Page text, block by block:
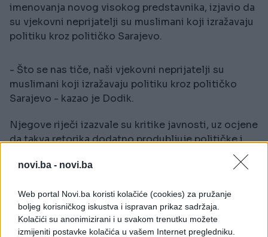
novi.ba - novi.ba
Web portal Novi.ba koristi kolačiće (cookies) za pružanje
boljeg korisničkog iskustva i ispravan prikaz sadržaja.
Kolačići su anonimizirani i u svakom trenutku možete
izmijeniti postavke kolačića u vašem Internet pregledniku.
imenovanja novog visokog predstavnika, izjavio da
su vjekovni neprijatelji su muslimani koji izražavaju
politiku kroz političko Sarajevo.
- Što se nas tiče, naši vjekovni neprijatelji su
muslimani koji izražavaju politiku kroz političko
Sarajevo - kazao je Dodik.
Njegove riječi izazvale su kritike javnosti, uz ocjene
da takva retorika dodatno produbljuje političke i
uklapaju u pozive međunarodnih zvaničnika na
postizanje dogovora domaćih političkih
predstavnika bez posredovanja stranih institucija.